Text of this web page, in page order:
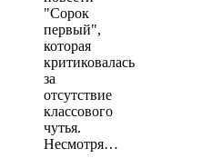
"Сорок
первый",
которая
критиковалась
за
отсутствие
классового
чутья.
Несмотря…